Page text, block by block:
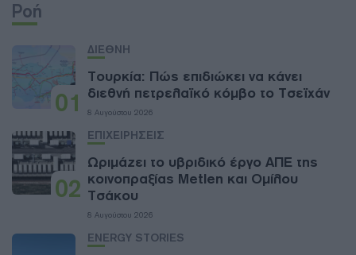
Ροή
01
ΔΙΕΘΝΗ
Τουρκία: Πώς επιδιώκει να κάνει
διεθνή πετρελαϊκό κόμβο το Τσεϊχάν
8 Αυγούστου 2026
02
ΕΠΙΧΕΙΡΗΣΕΙΣ
Ωριμάζει το υβριδικό έργο ΑΠΕ της
κοινοπραξίας Metlen και Ομίλου
Τσάκου
8 Αυγούστου 2026
ENERGY STORIES